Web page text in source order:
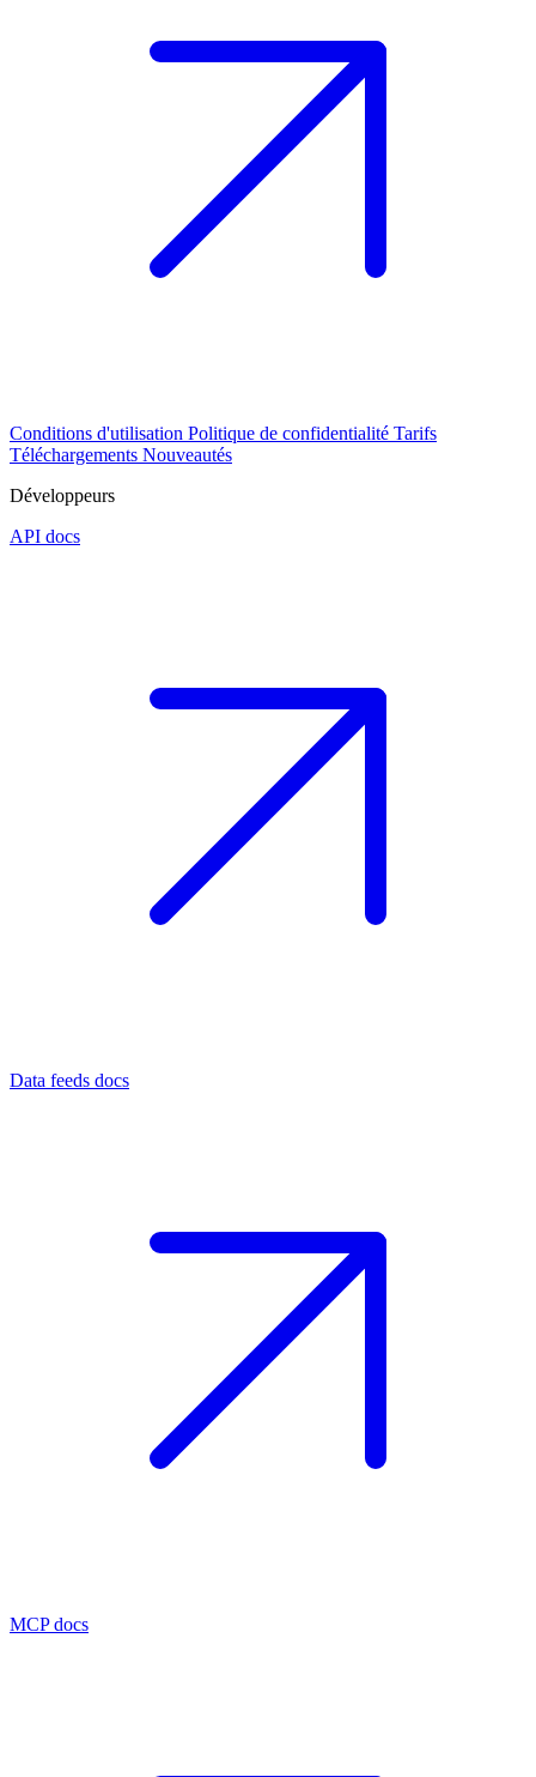
Conditions d'utilisation Politique de confidentialité Tarifs
Téléchargements Nouveautés
Développeurs
API docs
Data feeds docs
MCP docs